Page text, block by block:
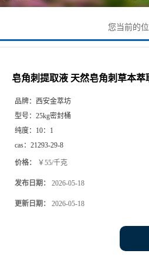
您当前的
皂角刺提取液 天然皂角刺草本萃
品牌： 西安金萃坊
型号： 25kg密封桶
纯度： 10：1
cas： 21293-29-8
价格： ￥55/千克
发布日期： 2026-05-18
更新日期： 2026-05-18